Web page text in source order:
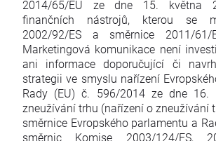
2014/65/EU ze dne 15. května
finančních nástrojů, kterou se
2002/92/ES a směrnice 2011/
Marketingová komunikace není
ani informace doporučující či
strategii ve smyslu nařízení
Rady (EU) č. 596/2014 ze dne
zneužívání trhu (nařízení o zneužívání
směrnice Evropského parlamentu a
směrnic Komise 2003/124/ES,